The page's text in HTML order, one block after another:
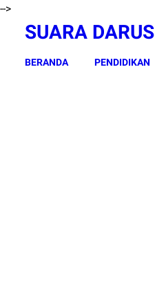
-->
SUARA
BERANDA PENDIDIKAN